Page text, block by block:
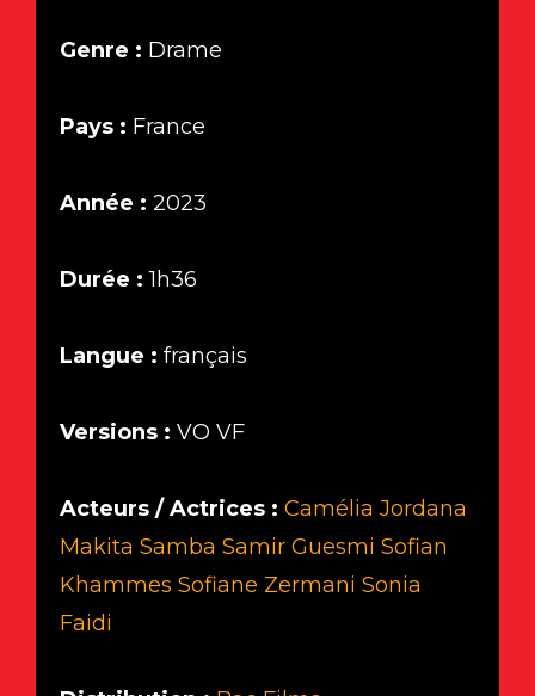
Genre : Drame
Pays : France
Année : 2023
Durée :1h36
Langue : français
Versions : VO VF
Acteurs / Actrices : Camélia Jordana
Makita Samba Samir Guesmi Sofian
Khammes Sofiane Zermani Sonia
Faidi